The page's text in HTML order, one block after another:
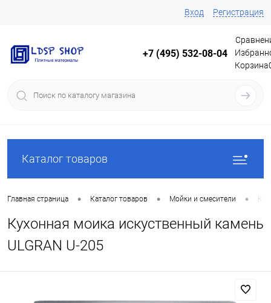
Вход Регистрация
+7 (495) 532-08-04
Корзина
Каталог товаров
Главная страница • Каталог товаров • Мойки и смесители •
Кухонная моика искуственный камень
ULGRAN U-205